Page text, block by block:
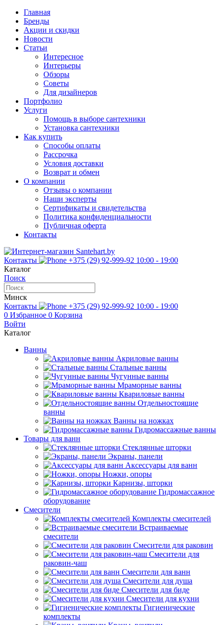
Главная
Бренды
Акции и скидки
Новости
Статьи
Интересное
Интерьеры
Обзоры
Советы
Для дизайнеров
Портфолио
Услуги
Помощь в выборе сантехники
Установка сантехники
Как купить
Способы оплаты
Рассрочка
Условия доставки
Возврат и обмен
О компании
Отзывы о компании
Наши эксперты
Сертификаты и свидетельства
Политика конфиденциальности
Публичная оферта
Контакты
Контакты +375 (29) 92-999-92 10:00 - 19:00
Каталог
Поиск
Минск
Контакты
+375 (29) 92-999-92 10:00 - 19:00
0 Избранное 0 Корзина
Войти
Каталог
Ванны
Акриловые ванны
Стальные ванны
Чугунные ванны
Мраморные ванны
Квариловые ванны
Отдельностоящие
ванны
Ванны на ножках
Гидромассажные ванны
Товары для ванн
Стеклянные шторки
Экраны, панели
Аксессуары для ванн
Ножки, опоры
Карнизы, шторки
Гидромассажное
оборудование
Смесители
Комплекты смесителей
Встраиваемые
смесители
Смесители для раковин
Смесители для
раковин-чаш
Смесители для ванн
Смесители для душа
Смесители для биде
Смесители для кухни
Гигиенические
комплекты